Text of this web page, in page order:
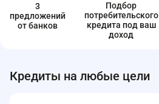
3
предложений
от банков
Подбор
потребительского
кредита под ваш
доход
Кредиты на любые цели